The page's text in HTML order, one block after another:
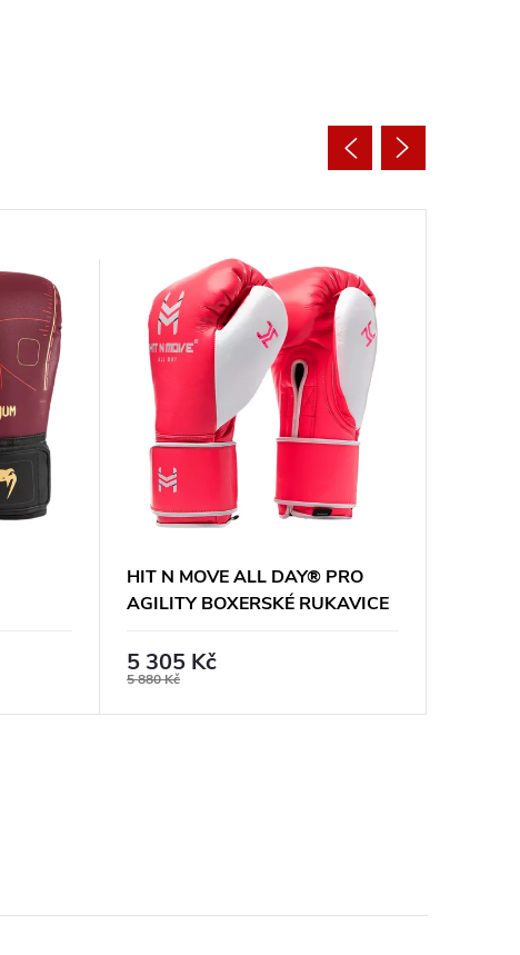
HIT N MOVE ALL DAY® PRO
AGILITY BOXERSKÉ RUKAVICE
5 305 Kč
5 880 Kč